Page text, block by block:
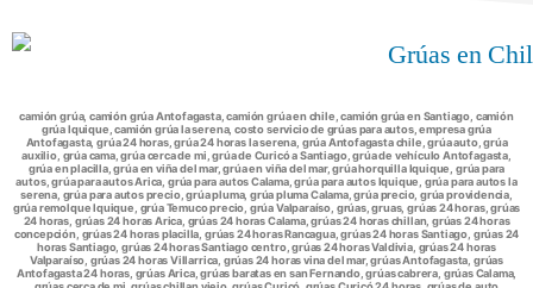
camión grúa, camión grúa Antofagasta, camión grúa en chile, camión grúa en Santiago, camión
grúa Iquique, camión grúa la serena, costo servicio de grúas para autos, empresa grúa
Antofagasta, grúa 24 horas, grúa 24 horas la serena, grúa Antofagasta chile, grúa auto, grúa
auxilio, grúa cama, grúa cerca de mi, grúa de Curicó a Santiago, grúa de vehículo Antofagasta,
grúa en placilla, grúa en viña del mar, grúa en viña del mar, grúa horquilla Iquique, grúa para
autos, grúa para autos Arica, grúa para autos Calama, grúa para autos Iquique, grúa para autos la
serena, grúa para autos precio, grúa pluma, grúa pluma Calama, grúa precio, grúa providencia,
grúa remolque Iquique, grúa Temuco precio, grúa Valparaíso, grúas, gruas, grúas 24 horas, grúas
24 horas, grúas 24 horas Arica, grúas 24 horas Calama, grúas 24 horas chillan, grúas 24 horas
concepción, grúas 24 horas placilla, grúas 24 horas Rancagua, grúas 24 horas Santiago, grúas 24
horas Santiago, grúas 24 horas Santiago centro, grúas 24 horas Valdivia, grúas 24 horas
Valparaíso, grúas 24 horas Villarrica, grúas 24 horas vina del mar, grúas Antofagasta, grúas
Antofagasta 24 horas, grúas Arica, grúas baratas en san Fernando, grúas cabrera, grúas Calama,